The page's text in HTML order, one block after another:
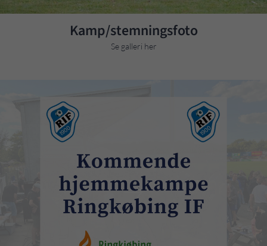
Kamp/stemningsfoto
Se galleri her
